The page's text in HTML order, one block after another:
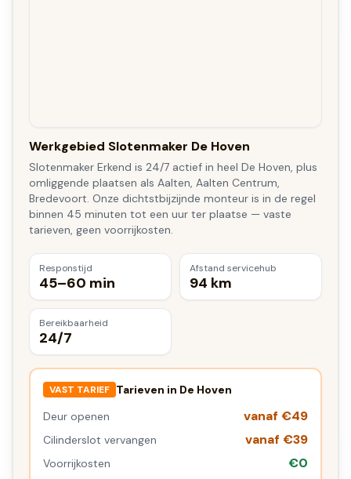
Werkgebied Slotenmaker De Hoven
Slotenmaker Erkend is 24/7 actief in heel De Hoven, plus
omliggende plaatsen als Aalten, Aalten Centrum,
Bredevoort. Onze dichtstbijzijnde monteur is in de regel
binnen 45 minuten tot een uur ter plaatse — vaste
tarieven, geen voorrijkosten.
Responstijd
45–60 min
Afstand servicehub
94 km
Bereikbaarheid
24/7
VAST TARIEF Tarieven in De Hoven
Deur openen
vanaf €49
Cilinderslot vervangen vanaf €39
Voorrijkosten €0